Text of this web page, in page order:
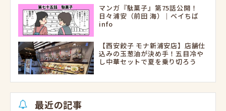
マンガ『駄菓子』第75話公開！
日々浦安（前田 海）｜ベイちば
info
【西安餃子 モナ新浦安店】店舗仕
込みの玉葱油が決め手！五目冷や
し中華セットで夏を乗り切ろう
最近の記事